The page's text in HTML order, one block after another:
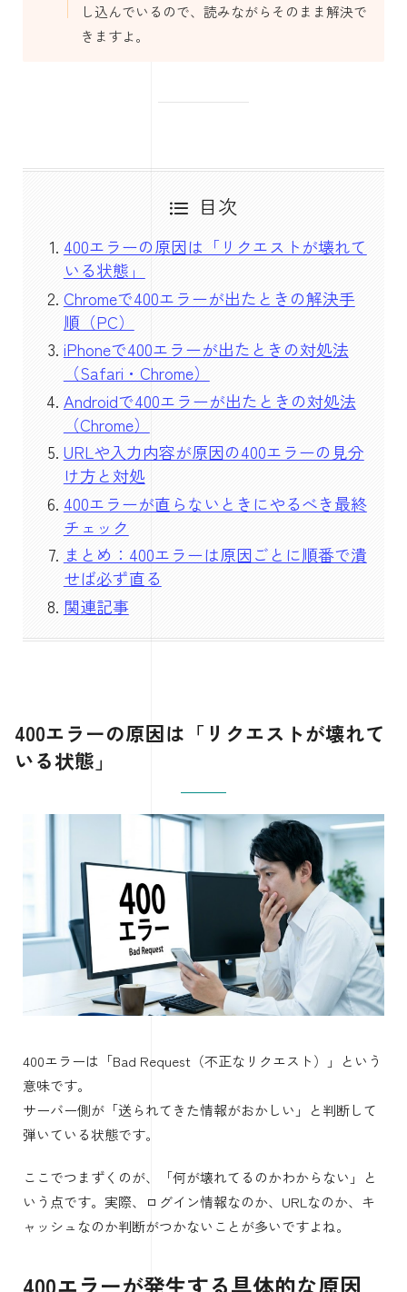
し込んでいるので、読みながらそのまま解決で
きますよ。
目次
400エラーの原因は「リクエストが壊れて
いる状態」
Chromeで400エラーが出たときの解決手
順（PC）
iPhoneで400エラーが出たときの対処法
（Safari・Chrome）
Androidで400エラーが出たときの対処法
（Chrome）
URLや入力内容が原因の400エラーの見分
け方と対処
400エラーが直らないときにやるべき最終
チェック
まとめ：400エラーは原因ごとに順番で潰
せば必ず直る
関連記事
400エラーの原因は「リクエストが壊れて
いる状態」
400エラーは「Bad Request（不正なリクエスト）」という
意味です。
サーバー側が「送られてきた情報がおかしい」と判断して
弾いている状態です。
ここでつまずくのが、「何が壊れてるのかわからない」と
いう点です。実際、ログイン情報なのか、URLなのか、キ
ャッシュなのか判断がつかないことが多いですよね。
400エラーが発生する具体的な原因